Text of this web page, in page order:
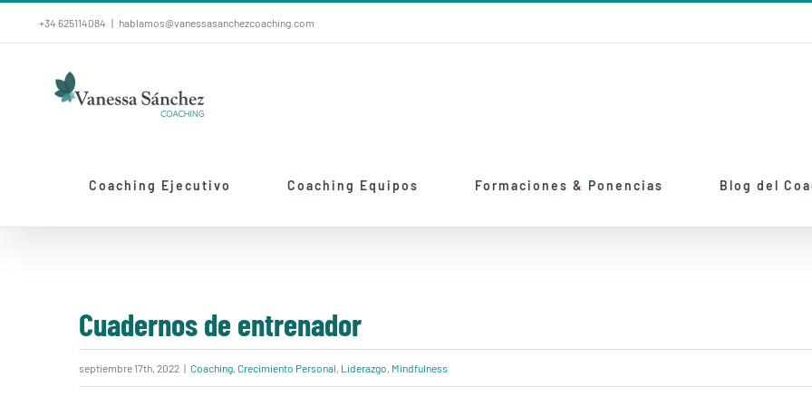
al
contenido
+34 625114084 | hablamos@vanessasanchezcoaching.com
Coaching Ejecutivo Coaching Equipos Formaciones & Ponencias Blog del
Cuadernos de entrenador
septiembre 17th, 2022 | Coaching, Crecimiento Personal, Liderazgo, Mindfulness